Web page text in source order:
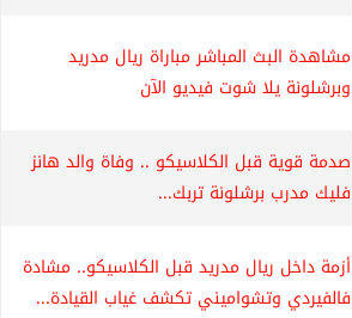
مشاهدة البث المباشر مباراة ريال مدريد
وبرشلونة يلا شوت فيديو الآن
صدمة قوية قبل الكلاسيكو .. وفاة والد هانز
فليك مدرب برشلونة تربك...
أزمة داخل ريال مدريد قبل الكلاسيكو.. مشادة
فالفيردي وتشواميني تكشف غياب القيادة...